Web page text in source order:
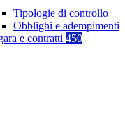
Tipologie di controllo
Obblighi e adempimenti
e contratti 450